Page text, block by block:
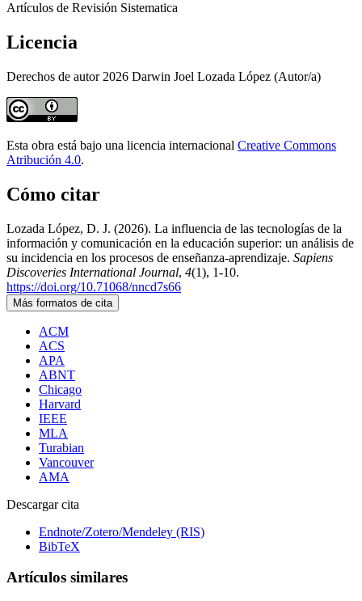
Artículos de Revisión Sistematica
Licencia
Derechos de autor 2026 Darwin Joel Lozada López (Autor/a)
Esta obra está bajo una licencia internacional Creative Commons
Atribución 4.0.
Cómo citar
Lozada López, D. J. (2026). La influencia de las tecnologías de la
información y comunicación en la educación superior: un análisis de
su incidencia en los procesos de enseñanza-aprendizaje. Sapiens
Discoveries International Journal, 4(1), 1-10.
https://doi.org/10.71068/nncd7s66
Más formatos de cita
ACM
ACS
APA
ABNT
Chicago
Harvard
IEEE
MLA
Turabian
Vancouver
AMA
Descargar cita
Endnote/Zotero/Mendeley (RIS)
BibTeX
Artículos similares